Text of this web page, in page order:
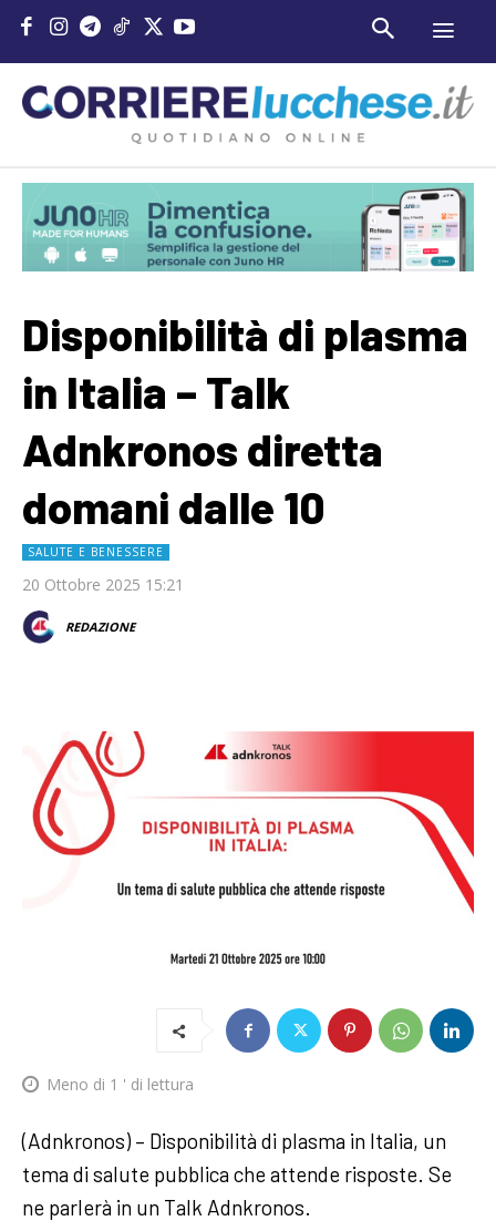
Disponibilità di plasma
in Italia – Talk
Adnkronos diretta
domani dalle 10
SALUTE E BENESSERE
20 Ottobre 2025 15:21
REDAZIONE
Meno di 1 ' di lettura
(Adnkronos) – Disponibilità di plasma in Italia, un
tema di salute pubblica che attende risposte. Se
ne parlerà in un Talk Adnkronos.